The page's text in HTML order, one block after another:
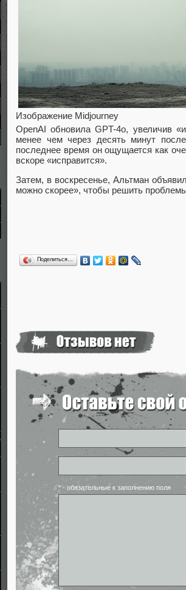
Изображение Midjourney
OpenAI обновила GPT-4o, увеличив
менее чем через десять минут
последнее время он ощущается как
вскоре «исправится».
Затем, в воскресенье, Альтман
можно скорее», чтобы решить
Поделиться…
* - обязательные к заполнению поля